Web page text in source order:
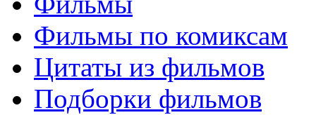
Фильмы по комиксам
Цитаты из фильмов
Подборки фильмов